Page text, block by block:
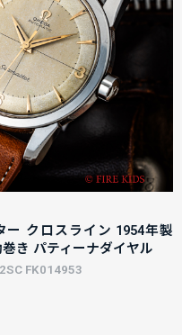
ー クロスライン 1954年製
き パティーナダイヤル
FK014953